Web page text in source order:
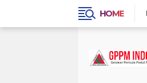
HOME